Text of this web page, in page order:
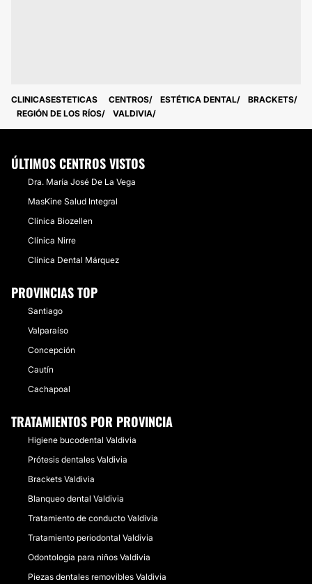
CLINICASESTETICAS CENTROS ESTÉTICA DENTAL
BRACKETS
REGIÓN DE LOS RÍOS
VALDIVIA
ÚLTIMOS CENTROS VISTOS
Dra. María José De La Vega
MasKine Salud Integral
Clínica Biozellen
Clínica Nirre
Clínica Dental Márquez
PROVINCIAS TOP
Santiago
Valparaíso
Concepción
Cautín
Cachapoal
TRATAMIENTOS POR PROVINCIA
Higiene bucodental Valdivia
Prótesis dentales Valdivia
Brackets Valdivia
Blanqueo dental Valdivia
Tratamiento de conducto Valdivia
Tratamiento periodontal Valdivia
Odontología para niños Valdivia
Piezas dentales removibles Valdivia